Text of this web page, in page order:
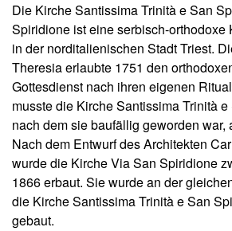
Die Kirche Santissima Trinità e San
Spiridione ist eine serbisch-orthodoxe
in der norditalienischen Stadt Triest.
Theresia erlaubte 1751 den
Gottesdienst nach ihren eigenen
musste die Kirche Santissima Trinità
nach dem sie baufällig geworden war,
Nach dem Entwurf des Architekten
wurde die Kirche Via San Spiridione
1866 erbaut. Sie wurde an der
die Kirche Santissima Trinità e San
gebaut.